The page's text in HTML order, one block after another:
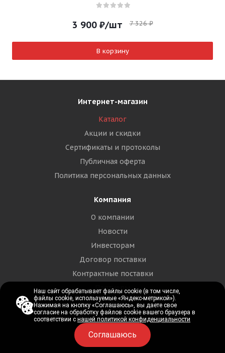
3 900₽/шт 7 326₽
В корзину
Интернет-магазин
Каталог
Акции и скидки
Сертификаты и протоколы
Публичная оферта
Политика персональных данных
Компания
О компании
Новости
Инвесторам
Договор поставки
Контрактные поставки
Партнеры
Отзывы
Вакансии
Покупателям
Наш сайт обрабатывает файлы cookie (в том числе,
файлы cookie, используемые «Яндекс-метрикой»).
Нажимая на кнопку «Соглашаюсь», вы даете свое
согласие на обработку файлов cookie вашего браузера в
соответствии снашей политикой конфиденциальности
Соглашаюсь
Наш сайт обрабатывает файлы cookie (в том числе,
файлы cookie, используемые «Яндекс-метрикой»).
Нажимая на кнопку «Соглашаюсь», вы даете свое
согласие на обработку файлов cookie вашего браузера в
соответствии снашей политикой конфиденциальности
Соглашаюсь